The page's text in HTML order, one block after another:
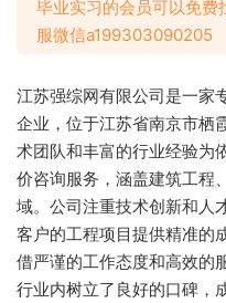
毕业实习的会员可以免费
服微信a199303090205
江苏强综网有限公司是一家
企业，位于江苏省南京市栖
术团队和丰富的行业经验为
价咨询服务，涵盖建筑工程
域。公司注重技术创新和人
客户的工程项目提供精准的
借严谨的工作态度和高效的
行业内树立了良好的口碑，